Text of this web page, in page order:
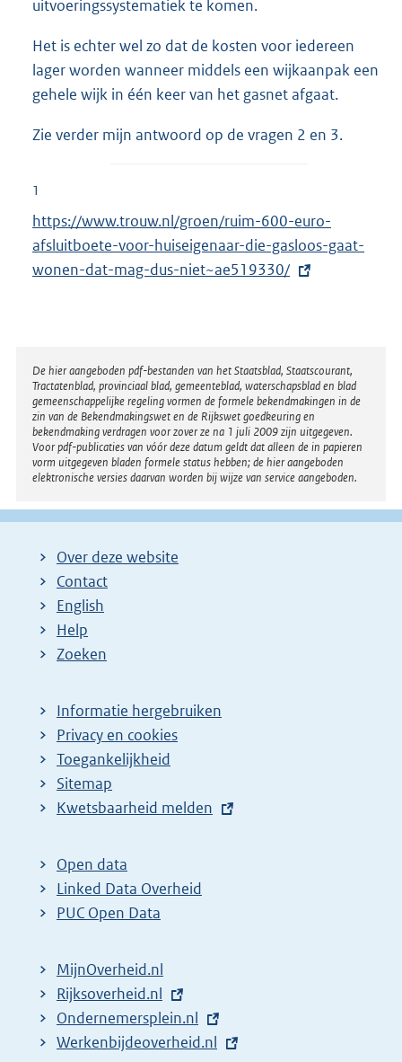
uitvoeringssystematiek te komen.
Het is echter wel zo dat de kosten voor iedereen
lager worden wanneer middels een wijkaanpak een
gehele wijk in één keer van het gasnet afgaat.
Zie verder mijn antwoord op de vragen 2 en 3.
1
E
x
t
e
l
i
n
k
:
https://www.trouw.nl/groen/ruim-600-euro-
afsluitboete-voor-huiseigenaar-die-gasloos-gaat-
wonen-dat-mag-dus-niet~ae519330/
Disclaimer
De hier aangeboden pdf-bestanden van het Staatsblad, Staatscourant,
Tractatenblad, provinciaal blad, gemeenteblad, waterschapsblad en blad
gemeenschappelijke regeling vormen de formele bekendmakingen in de
zin van de Bekendmakingswet en de Rijkswet goedkeuring en
bekendmaking verdragen voor zover ze na 1 juli 2009 zijn uitgegeven.
Voor pdf-publicaties van vóór deze datum geldt dat alleen de in papieren
vorm uitgegeven bladen formele status hebben; de hier aangeboden
elektronische versies daarvan worden bij wijze van service aangeboden.
Over deze website
Contact
English
Help
Zoeken
Informatie hergebruiken
Privacy en cookies
Toegankelijkheid
Sitemap
E
t
e
r
l
i
n
k
Kwetsbaarheid melden
Open data
Linked Data Overheid
PUC Open Data
MijnOverheid.nl
E
x
t
Rijksoverheid.nl
E
x
Ondernemersplein.nl
E
Werkenbijdeoverheid.nl